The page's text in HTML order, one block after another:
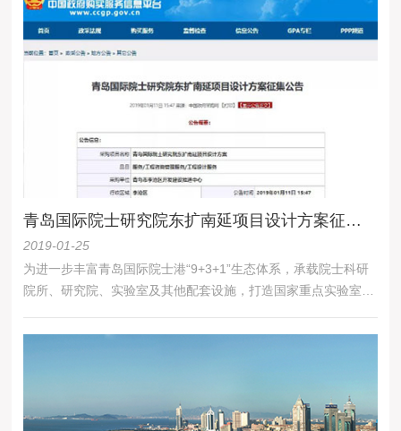
青岛国际院士研究院东扩南延项目设计方案征集公告
2019-01-25
为进一步丰富青岛国际院士港“9+3+1”生态体系，承载院士科研
院所、研究院、实验室及其他配套设施，打造国家重点实验室和